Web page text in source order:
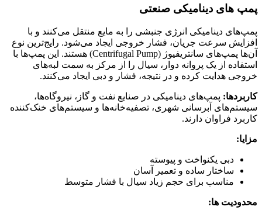
پمپ‌ های دینامیکی صنعتی
پمپ‌های دینامیکی انرژی جنبشی را به مایع منتقل می‌کنند و با
افزایش سرعت جریان، فشار خروجی ایجاد می‌شود. رایج‌ترین نوع
آن‌ها پمپ‌های سانتریفیوژ (Centrifugal Pump) هستند. این پمپ‌ها با
استفاده از یک پروانه دوار، سیال را از مرکز به سمت لبه‌های
خروجی هدایت کرده و در نتیجه، فشار و دبی ایجاد می‌کنند.
کاربردها: پمپ‌های دینامیکی در صنایع نفت و گاز، نیروگاه‌ها،
سیستم‌های آبرسانی شهری، تصفیه‌خانه‌ها و سیستم‌های خنک‌کننده
کاربرد فراوان دارند.
مزایا:
دبی یکنواخت و پیوسته
ساختار ساده و تعمیر آسان
مناسب برای حجم زیاد سیال با فشار متوسط
محدودیت‌ ها: